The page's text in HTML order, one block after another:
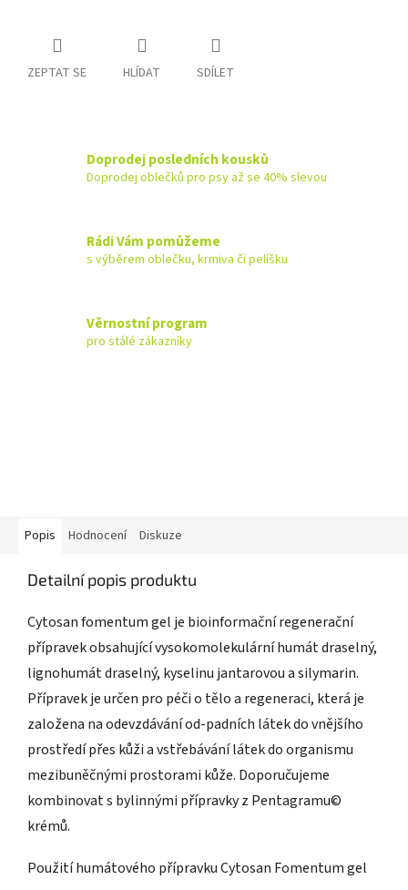
ZEPTAT SE HLÍDAT SDÍLET
Doprodej posledních kousků
Doprodej oblečků pro psy až se 40% slevou
Rádi Vám pomůžeme
s výběrem oblečku, krmiva či pelíšku
Věrnostní program
pro stálé zákazníky
Popis Hodnocení Diskuze
Detailní popis produktu
Cytosan fomentum gel je bioinformační regenerační
přípravek obsahující vysokomolekulární humát draselný,
lignohumát draselný, kyselinu jantarovou a silymarin.
Přípravek je určen pro péči o tělo a regeneraci, která je
založena na odevzdávání od-padních látek do vnějšího
prostředí přes kůži a vstřebávání látek do organismu
mezibuněčnými prostorami kůže. Doporučujeme
kombinovat s bylinnými přípravky z Pentagramu©
krémů.
Použití humátového přípravku Cytosan Fomentum gel